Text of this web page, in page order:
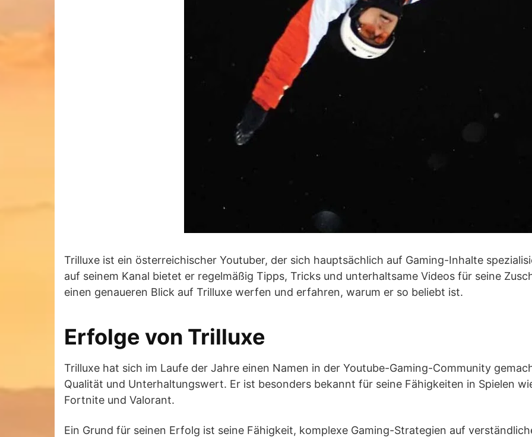
Trilluxe ist ein österreichischer Youtuber, der sich hauptsächlich auf Gaming-Inhalte
auf seinem Kanal bietet er regelmäßig Tipps, Tricks und unterhaltsame Videos für seine
einen genaueren Blick auf Trilluxe werfen und erfahren, warum er so beliebt ist.
Erfolge von Trilluxe
Trilluxe hat sich im Laufe der Jahre einen Namen in der Youtube-Gaming-Community
Qualität und Unterhaltungswert. Er ist besonders bekannt für seine Fähigkeiten in Spielen
Fortnite und Valorant.
Ein Grund für seinen Erfolg ist seine Fähigkeit, komplexe Gaming-Strategien auf